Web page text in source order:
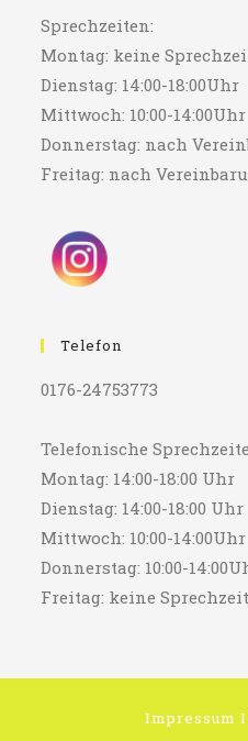
Sprechzeiten:
Montag: keine
Dienstag: 14:00-18:00Uhr
Mittwoch: 10:00-14:00Uhr
Donnerstag: nach
Freitag: nach
Telefon
0176-24753773
Telefonische
Montag: 14:00-18:00 Uhr
Dienstag: 14:00-18:00 Uhr
Mittwoch: 10:00-14:00Uhr
Donnerstag: 10:00-
Freitag: keine
Impressum I